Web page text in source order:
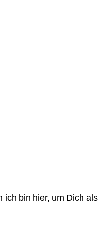
ich bin hier, um Dich als